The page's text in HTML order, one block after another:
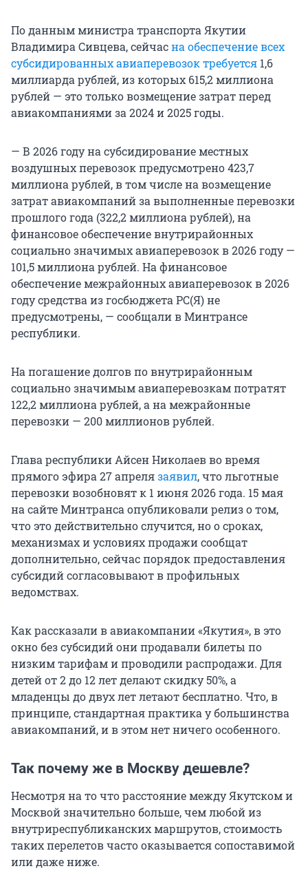
По данным министра транспорта Якутии
Владимира Сивцева, сейчасна обеспечение всех
субсидированных авиаперевозок требуется 1,6
миллиарда рублей, из которых 615,2 миллиона
рублей — это только возмещение затрат перед
авиакомпаниями за 2024 и 2025 годы.
— В 2026 году на субсидирование местных
воздушных перевозок предусмотрено 423,7
миллиона рублей, в том числе на возмещение
затрат авиакомпаний за выполненные перевозки
прошлого года (322,2 миллиона рублей), на
финансовое обеспечение внутрирайонных
социально значимых авиаперевозок в 2026 году —
101,5 миллиона рублей. На финансовое
обеспечение межрайонных авиаперевозок в 2026
году средства из госбюджета РС(Я) не
предусмотрены, — сообщали в Минтрансе
республики.
На погашение долгов по внутрирайонным
социально значимым авиаперевозкам потратят
122,2 миллиона рублей, а на межрайонные
перевозки — 200 миллионов рублей.
Глава республики Айсен Николаев во время
прямого эфира 27 апрелязаявил, что льготные
перевозки возобновят к 1 июня 2026 года. 15 мая
на сайте Минтранса опубликовали релиз о том,
что это действительно случится, но о сроках,
механизмах и условиях продажи сообщат
дополнительно, сейчас порядок предоставления
субсидий согласовывают в профильных
ведомствах.
Как рассказали в авиакомпании «Якутия», в это
окно без субсидий они продавали билеты по
низким тарифам и проводили распродажи. Для
детей от 2 до 12 лет делают скидку 50%, а
младенцы до двух лет летают бесплатно. Что, в
принципе, стандартная практика у большинства
авиакомпаний, и в этом нет ничего особенного.
Так почему же в Москву дешевле?
Несмотря на то что расстояние между Якутском и
Москвой значительно больше, чем любой из
внутриреспубликанских маршрутов, стоимость
таких перелетов часто оказывается сопоставимой
или даже ниже.